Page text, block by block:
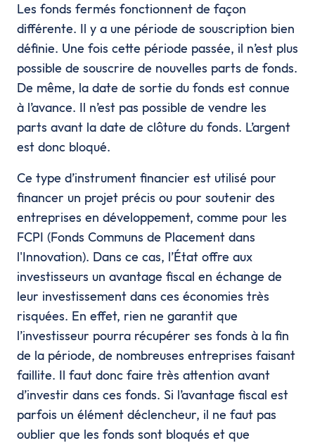
Les fonds fermés fonctionnent de façon
différente. Il y a une période de souscription bien
définie. Une fois cette période passée, il n’est plus
possible de souscrire de nouvelles parts de fonds.
De même, la date de sortie du fonds est connue
à l’avance. Il n’est pas possible de vendre les
parts avant la date de clôture du fonds. L’argent
est donc bloqué.
Ce type d’instrument financier est utilisé pour
financer un projet précis ou pour soutenir des
entreprises en développement, comme pour les
FCPI (Fonds Communs de Placement dans
l'Innovation). Dans ce cas, l’État offre aux
investisseurs un avantage fiscal en échange de
leur investissement dans ces économies très
risquées. En effet, rien ne garantit que
l’investisseur pourra récupérer ses fonds à la fin
de la période, de nombreuses entreprises faisant
faillite. Il faut donc faire très attention avant
d’investir dans ces fonds. Si l’avantage fiscal est
parfois un élément déclencheur, il ne faut pas
oublier que les fonds sont bloqués et que